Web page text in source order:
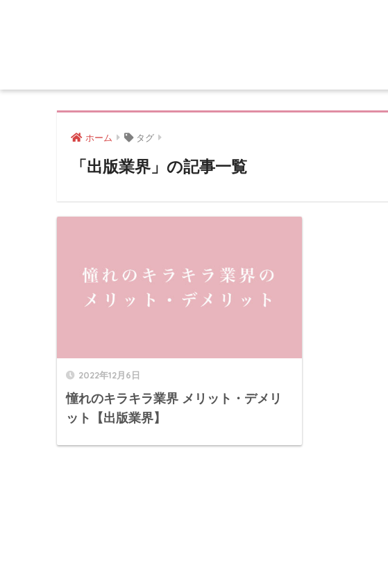
ホーム タグ
「出版業界」の記事一覧
2022年12月6日
憧れのキラキラ業界 メリット・デメリ
ット【出版業界】